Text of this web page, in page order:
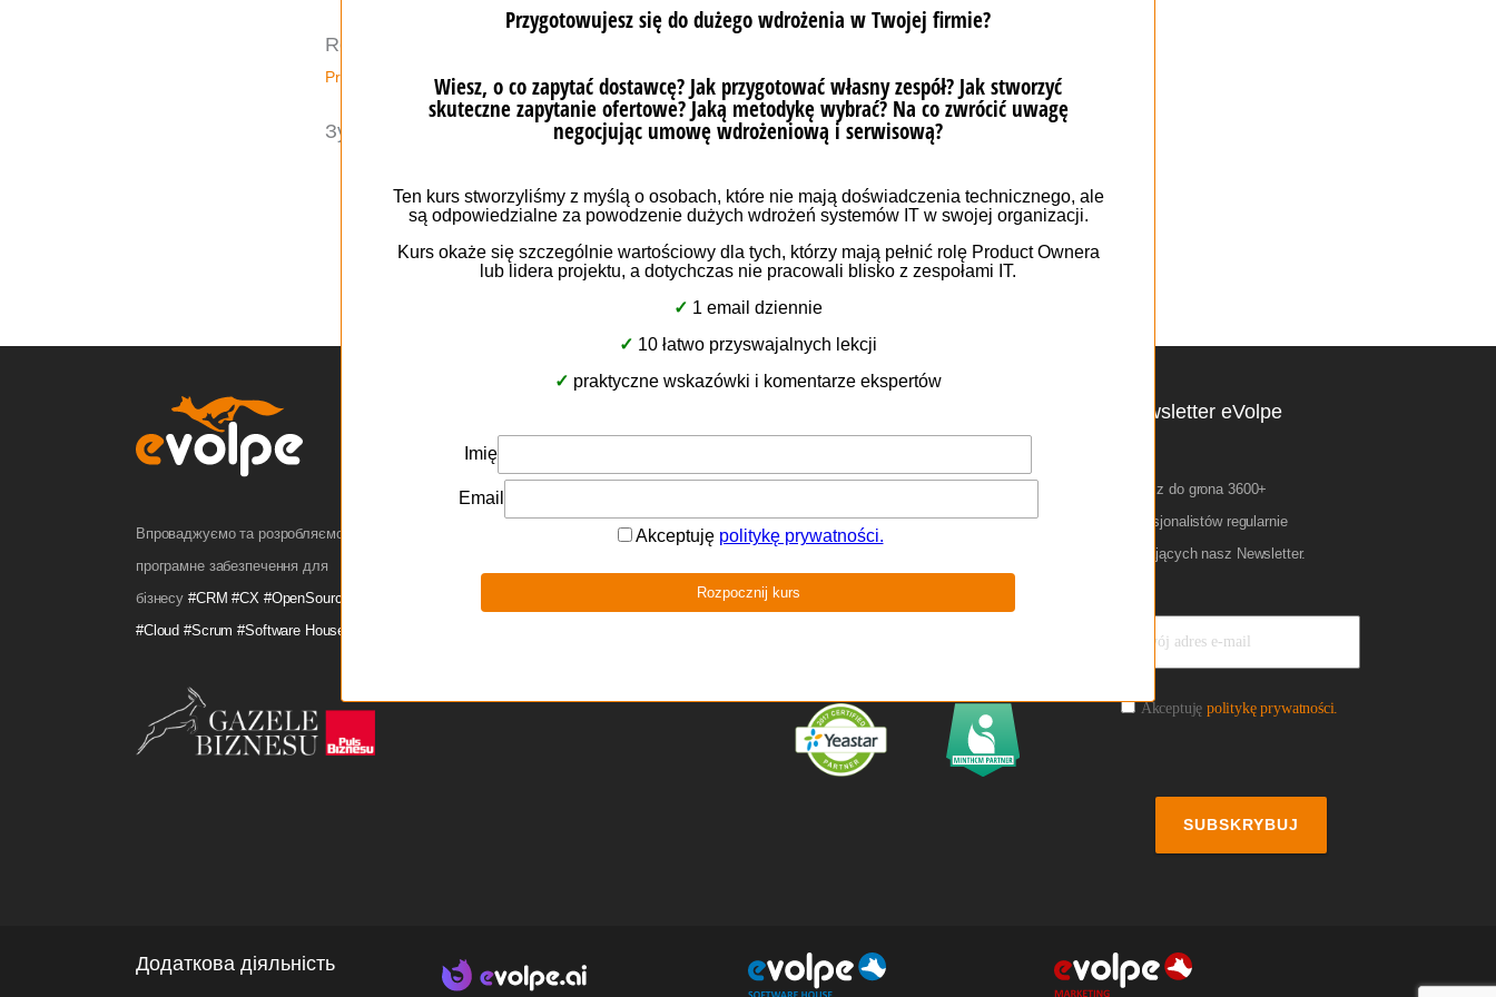
Refinement
Proces wdrożenia
Зустріч, на якій обговорюються нові системні вимоги.
Впроваджуємо та розробляємо
програмне забезпечення для
бізнесу #CRM #CX #OpenSource
#Cloud #Scrum #Software House
Winogrady Business Center
Aleje Solidarności 46
+48 511 071 201
ofis@evolpe.com.ua
Newsletter eVolpe
Dołącz do grona 3600+
profesjonalistów regularnie
czytających nasz Newsletter.
Akceptujępolitykę prywatności.
SUBSKRYBUJ
Додаткова діяльність